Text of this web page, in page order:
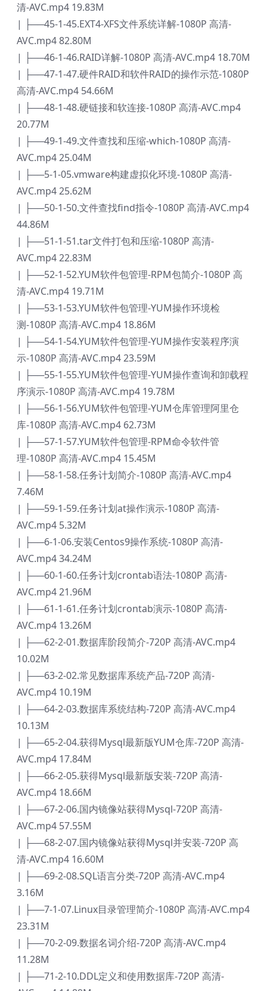
清-AVC.mp4 19.83M
| ├──45-1-45.EXT4-XFS文件系统详解-1080P 高清-
AVC.mp4 82.80M
| ├──46-1-46.RAID详解-1080P 高清-AVC.mp4 18.70M
| ├──47-1-47.硬件RAID和软件RAID的操作示范-1080P
高清-AVC.mp4 54.66M
| ├──48-1-48.硬链接和软连接-1080P 高清-AVC.mp4
20.77M
| ├──49-1-49.文件查找和压缩-which-1080P 高清-
AVC.mp4 25.04M
| ├──5-1-05.vmware构建虚拟化环境-1080P 高清-
AVC.mp4 25.62M
| ├──50-1-50.文件查找find指令-1080P 高清-AVC.mp4
44.86M
| ├──51-1-51.tar文件打包和压缩-1080P 高清-
AVC.mp4 22.83M
| ├──52-1-52.YUM软件包管理-RPM包简介-1080P 高
清-AVC.mp4 19.71M
| ├──53-1-53.YUM软件包管理-YUM操作环境检
测-1080P 高清-AVC.mp4 18.86M
| ├──54-1-54.YUM软件包管理-YUM操作安装程序演
示-1080P 高清-AVC.mp4 23.59M
| ├──55-1-55.YUM软件包管理-YUM操作查询和卸载程
序演示-1080P 高清-AVC.mp4 19.78M
| ├──56-1-56.YUM软件包管理-YUM仓库管理阿里仓
库-1080P 高清-AVC.mp4 62.73M
| ├──57-1-57.YUM软件包管理-RPM命令软件管
理-1080P 高清-AVC.mp4 15.45M
| ├──58-1-58.任务计划简介-1080P 高清-AVC.mp4
7.46M
| ├──59-1-59.任务计划at操作演示-1080P 高清-
AVC.mp4 5.32M
| ├──6-1-06.安装Centos9操作系统-1080P 高清-
AVC.mp4 34.24M
| ├──60-1-60.任务计划crontab语法-1080P 高清-
AVC.mp4 21.96M
| ├──61-1-61.任务计划crontab演示-1080P 高清-
AVC.mp4 13.26M
| ├──62-2-01.数据库阶段简介-720P 高清-AVC.mp4
10.02M
| ├──63-2-02.常见数据库系统产品-720P 高清-
AVC.mp4 10.19M
| ├──64-2-03.数据库系统结构-720P 高清-AVC.mp4
10.13M
| ├──65-2-04.获得Mysql最新版YUM仓库-720P 高清-
AVC.mp4 17.84M
| ├──66-2-05.获得Mysql最新版安装-720P 高清-
AVC.mp4 18.66M
| ├──67-2-06.国内镜像站获得Mysql-720P 高清-
AVC.mp4 57.55M
| ├──68-2-07.国内镜像站获得Mysql并安装-720P 高
清-AVC.mp4 16.60M
| ├──69-2-08.SQL语言分类-720P 高清-AVC.mp4
3.16M
| ├──7-1-07.Linux目录管理简介-1080P 高清-AVC.mp4
23.31M
| ├──70-2-09.数据名词介绍-720P 高清-AVC.mp4
11.28M
| ├──71-2-10.DDL定义和使用数据库-720P 高清-